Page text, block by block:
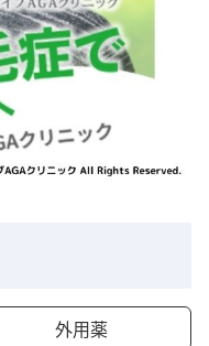
外用薬